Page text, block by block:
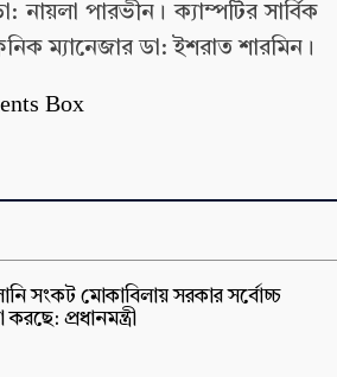
নায়লা পারভীন। ক্যাম্পটির সার্বিক
ম্যানেজার ডা: ইশরাত শারমিন।
Box
সংকট মোকাবিলায় সরকার সর্বোচ্চ
করছে: প্রধানমন্ত্রী